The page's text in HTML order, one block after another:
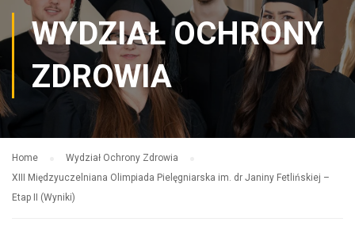
WYDZIAŁ OCHRONY
ZDROWIA
Home
Wydział Ochrony Zdrowia
XIII Międzyuczelniana Olimpiada Pielęgniarska im. dr Janiny Fetlińskiej –
Etap II (Wyniki)